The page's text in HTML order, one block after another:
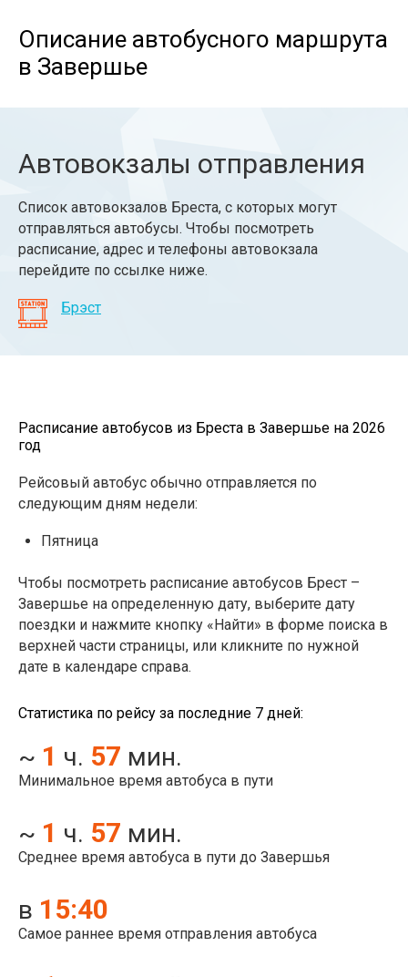
Описание автобусного маршрута
в Завершье
Автовокзалы отправления
Список автовокзалов Бреста, с которых могут
отправляться автобусы. Чтобы посмотреть
расписание, адрес и телефоны автовокзала
перейдите по ссылке ниже.
Брэст
Расписание автобусов из Бреста в Завершье на 2026
год
Рейсовый автобус обычно отправляется по
следующим дням недели:
Пятница
Чтобы посмотреть расписание автобусов Брест –
Завершье на определенную дату, выберите дату
поездки и нажмите кнопку «Найти» в форме поиска в
верхней части страницы, или кликните по нужной
дате в календаре справа.
Статистика по рейсу за последние 7 дней:
~ 1 ч. 57 мин.
Минимальное время автобуса в пути
~ 1 ч. 57 мин.
Среднее время автобуса в пути до Завершья
в 15:40
Самое раннее время отправления автобуса